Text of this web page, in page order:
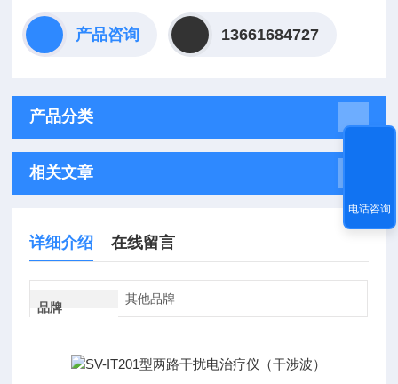
产品咨询 13661684727
产品分类
相关文章
详细介绍 在线留言
品牌
其他品牌
电话咨询